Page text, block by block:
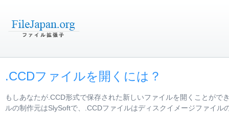
.CCDファイルを開くには？
もしあなたが.CCD形式で保存された新しいファイルを開くことが
ルの制作元はSlySoftで、.CCDファイルはディスクイメージファイ